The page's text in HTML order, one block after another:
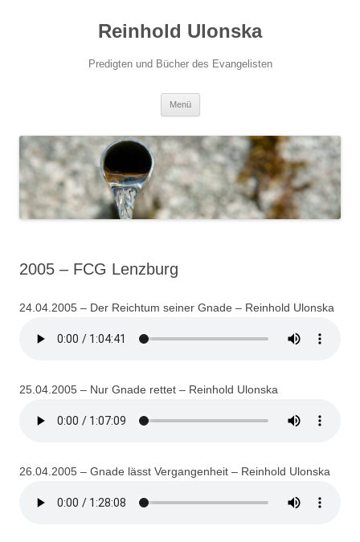
Reinhold Ulonska
Predigten und Bücher des Evangelisten
Menü
2005 – FCG Lenzburg
24.04.2005 – Der Reichtum seiner Gnade – Reinhold Ulonska
25.04.2005 – Nur Gnade rettet – Reinhold Ulonska
26.04.2005 – Gnade lässt Vergangenheit – Reinhold Ulonska